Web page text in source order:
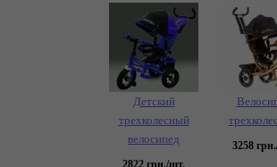
Детский
трехколесный
велосипед
2822 грн./шт.
3258